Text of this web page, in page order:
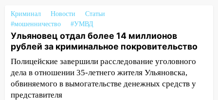
09:25
Вынесли приговор дебоширам,
избившим мужчину в трамвае
08:27 Ульяновская полиция получила
один из шести уникальных автомобилей
в России
07:02 Жара отступит: какой будет
погода в Ульяновске днем 5 августа
Криминал Новости
Статьи
#мошенничество
#УМВД
Ульяновец отдал более 14 миллионов
рублей за криминальное покровительство
Полицейские завершили расследование уголовного
дела в отношении 35-летнего жителя Ульяновска,
обвиняемого в вымогательстве денежных средств у
представителя